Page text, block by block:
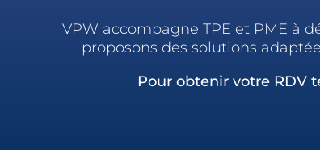
VPW accompagne TPE et PME à
proposons des solutions
Pour obtenir votre RDV